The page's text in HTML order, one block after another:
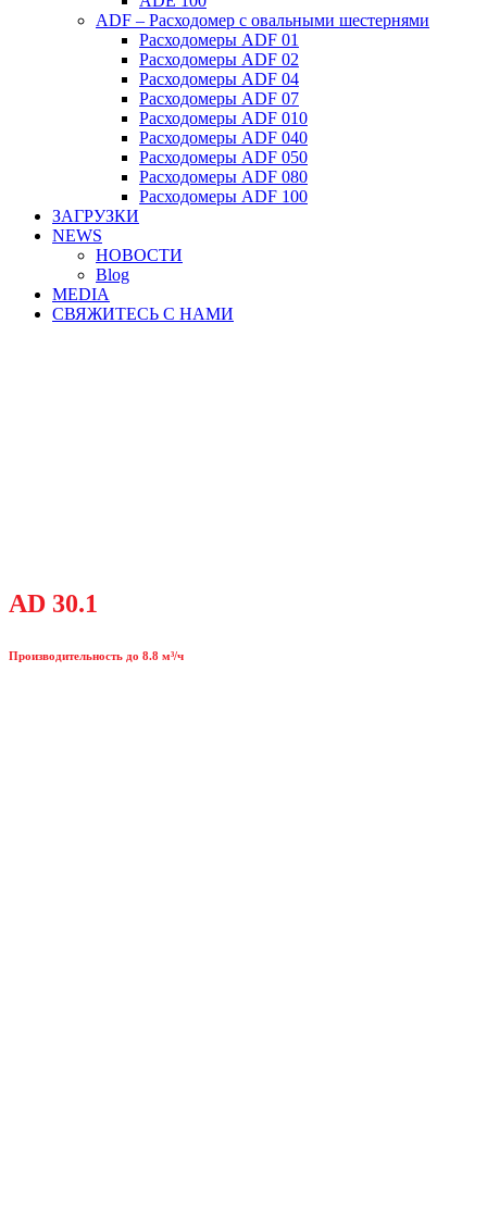
ADF – Расходомер с овальными шестернями
Расходомеры ADF 01
Расходомеры ADF 02
Расходомеры ADF 04
Расходомеры ADF 07
Расходомеры ADF 010
Расходомеры ADF 040
Расходомеры ADF 050
Расходомеры ADF 080
Расходомеры ADF 100
ЗАГРУЗКИ
NEWS
НОВОСТИ
Blog
MEDIA
СВЯЖИТЕСЬ С НАМИ
AD 30.1
Производительность до 8.8 м³/ч